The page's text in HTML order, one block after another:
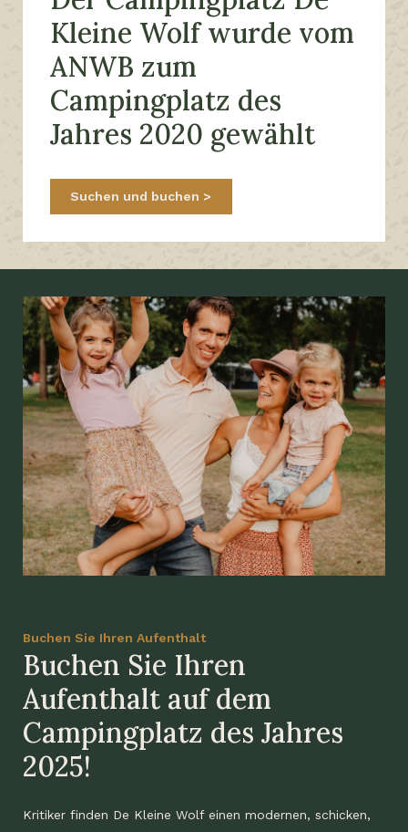
Kleine Wolf wurde vom
ANWB zum
Campingplatz des
Jahres 2020 gewählt
Suchen und buchen
Buchen Sie Ihren Aufenthalt
Buchen Sie Ihren
Aufenthalt auf dem
Campingplatz des Jahres
2025!
Kritiker finden De Kleine Wolf einen modernen, schicken,